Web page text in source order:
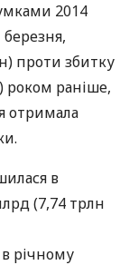
2014
проти збитку
роком раніше,
отримала
в
(7,74 трлн
річному